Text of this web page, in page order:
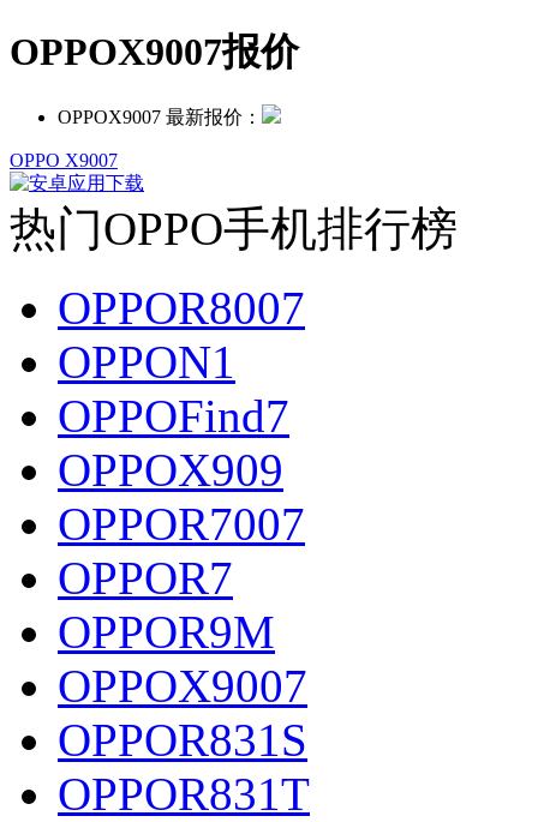
OPPOX9007报价
OPPOX9007 最新报价：
OPPO X9007
热门OPPO手机排行榜
OPPOR8007
OPPON1
OPPOFind7
OPPOX909
OPPOR7007
OPPOR7
OPPOR9M
OPPOX9007
OPPOR831S
OPPOR831T